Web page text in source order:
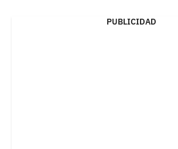
PUBLICIDAD